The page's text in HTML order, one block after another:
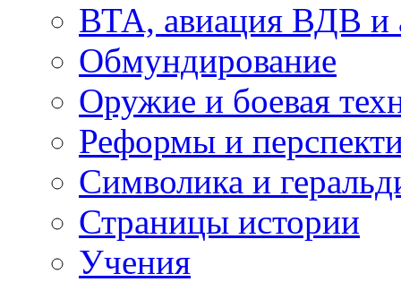
ВТА, авиация ВДВ и
Обмундирование
Оружие и боевая
Реформы и
Символика и
Страницы истории
Учения